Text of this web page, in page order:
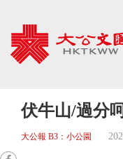
伏牛山/過分
大公報 B3：小公園